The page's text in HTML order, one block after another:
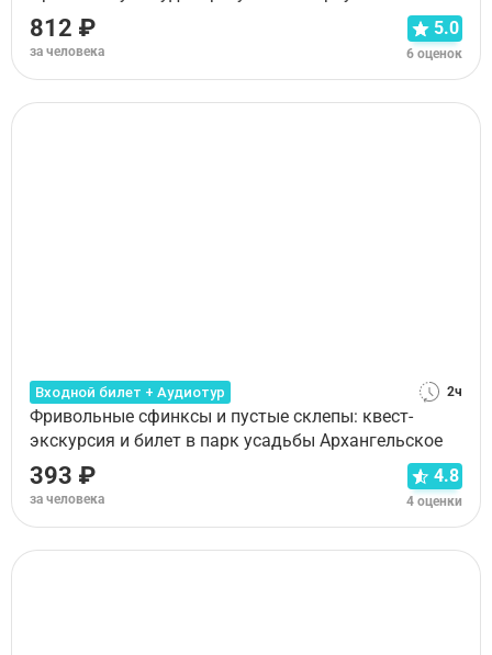
812 ₽
за человека
5.0
6 оценок
Входной билет + Аудиотур 2ч
Фривольные сфинксы и пустые склепы: квест-
экскурсия и билет в парк усадьбы Архангельское
393 ₽
за человека
4.8
4 оценки